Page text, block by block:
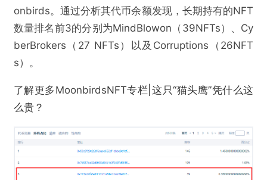
onbirds。通过分析其代币余额发现，长期持有的NFT
数量排名前3的分别为MindBlowon（39NFTs）、Cy
berBrokers（27 NFTs）以及Corruptions（26NFT
s）。
了解更多MoonbirdsNFT专栏|这只“猫头鹰”凭什么这
么贵？